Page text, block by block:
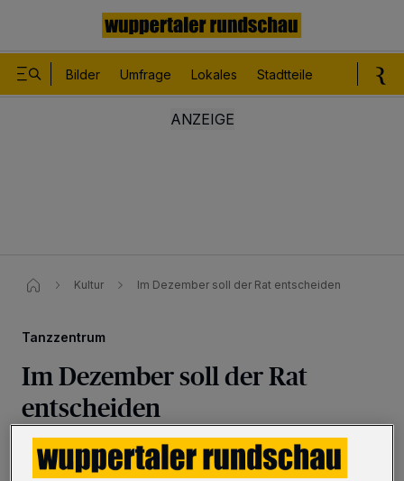
Bilder Umfrage Lokales Stadtteile
Kultur Im Dezember soll der Rat entscheiden
Tanzzentrum
Im Dezember soll der Rat
entscheiden
Wuppertal·Am 17. Dezember soll der Rat über den
Durchführungsbeschluss zum Pina-Bausch-Zentrum